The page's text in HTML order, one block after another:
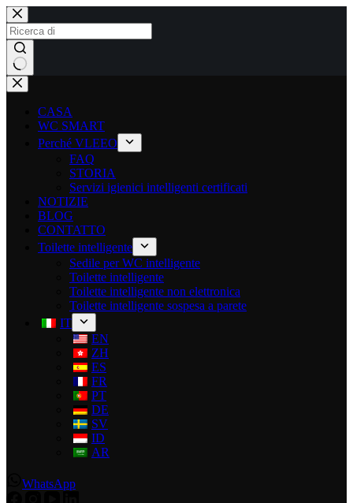
CASA
WC SMART
Perché VLEEO
FAQ
STORIA
Servizi igienici intelligenti certificati
NOTIZIE
BLOG
CONTATTO
Toilette intelligente
Sedile per WC intelligente
Toilette intelligente
Toilette intelligente non elettronica
Toilette intelligente sospesa a parete
IT
EN
ZH
ES
FR
PT
DE
SV
ID
AR
WhatsApp